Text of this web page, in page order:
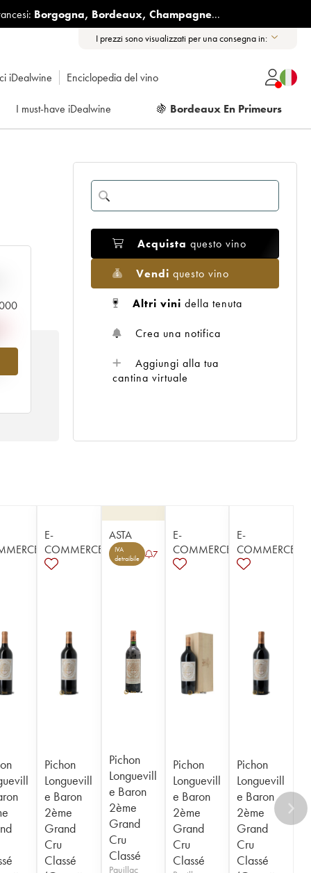
Borgogna, Bordeaux, Champagne...
I prezzi sono visualizzati per una consegna in:
iDealwine Enciclopedia del vino
I must-have iDealwine 🍇 Bordeaux En Primeurs
Acquista questo vino
Vendi questo vino
Altri vini della tenuta
Crea una notifica
Aggiungi alla tua
cantina virtuale
E-
COMMERCE
Pichon
Longuevill
e Baron
2ème
Grand
Cru
Classé
ASTA
IVA
detraibile
7
Pichon
Longuevill
e Baron
2ème
Grand
Cru
Classé
Pauillac
E-
COMMERCE
Pichon
Longuevill
e Baron
2ème
Grand
Cru
Classé
E-
COMMERCE
Pichon
Longuevill
e Baron
2ème
Grand
Cru
Classé